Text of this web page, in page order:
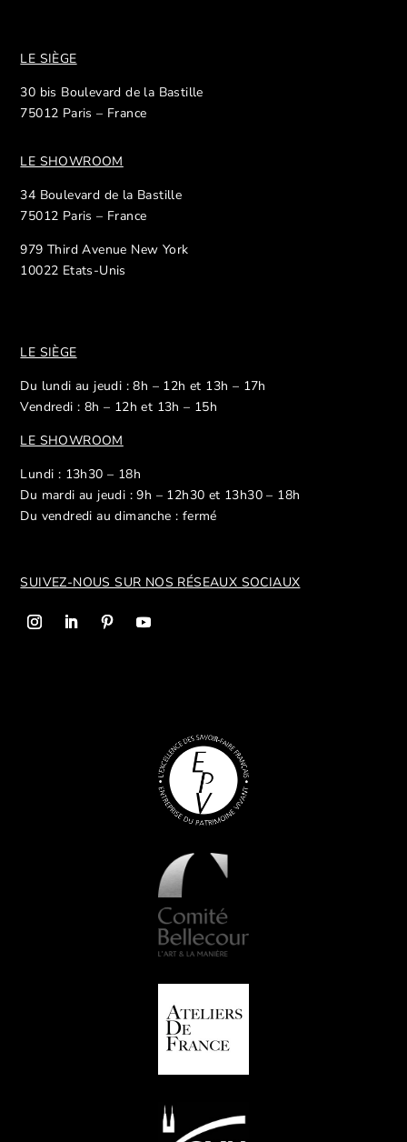
LE SIÈGE
30 bis Boulevard de la Bastille
75012 Paris – France
LE SHOWROOM
34 Boulevard de la Bastille
75012 Paris – France
979 Third Avenue New York
10022 Etats-Unis
LE SIÈGE
Du lundi au jeudi : 8h – 12h et 13h – 17h
Vendredi : 8h – 12h et 13h – 15h
LE SHOWROOM
Lundi : 13h30 – 18h
Du mardi au jeudi : 9h – 12h30 et 13h30 – 18h
Du vendredi au dimanche : fermé
SUIVEZ-NOUS SUR NOS RÉSEAUX SOCIAUX